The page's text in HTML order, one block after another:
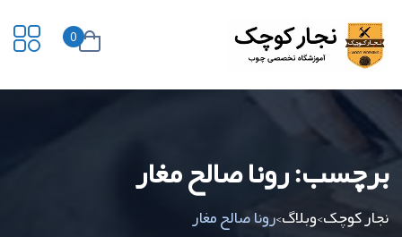
0
برچسب:رونا صالح مغار
نجار کوچک>وبلاگ>رونا صالح مغار